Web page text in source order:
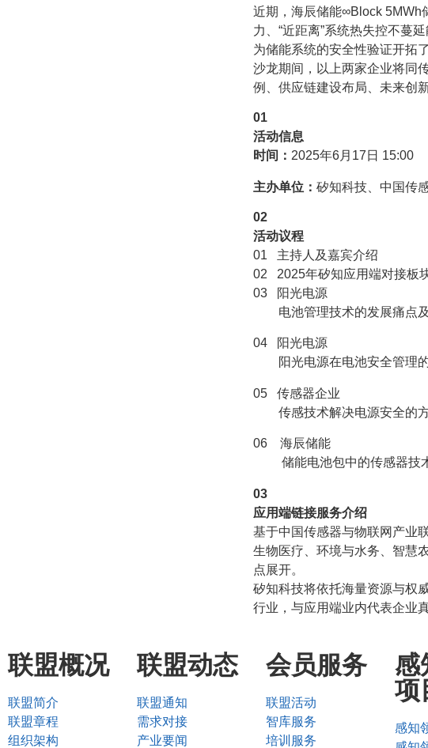
近期，海辰储能∞Block 5MWh
力、“近距离”系统热失控不蔓
为储能系统的安全性验证开拓
沙龙期间，以上两家企业将同
例、供应链建设布局、未来创
01
活动信息
时间： 2025年6月17日 15:00
主办单位： 矽知科技、中国传
02
活动议程
01 主持人及嘉宾介绍
02 2025年矽知应用端对接板
03 阳光电源
电池管理技术的发展痛点
04 阳光电源
阳光电源在电池安全管理
05 传感器企业
传感技术解决电源安全的方
06 海辰储能
储能电池包中的传感器技
03
应用端链接服务介绍
基于中国传感器与物联网产业
生物医疗、环境与水务、智慧
点展开。
矽知科技将依托海量资源与权
行业，与应用端业内代表企业
联盟概况
联盟简介
联盟章程
组织架构
联盟动态
联盟通知
需求对接
产业要闻
会员服务
联盟活动
智库服务
培训服务
感
项
感知